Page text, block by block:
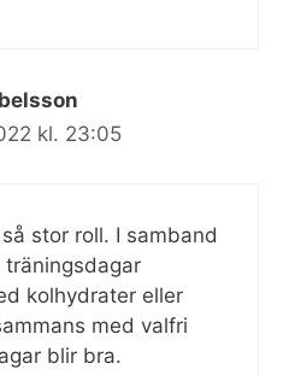
kl. 23:05
stor roll. I samband
kolhydrater eller
med valfri
blir bra.